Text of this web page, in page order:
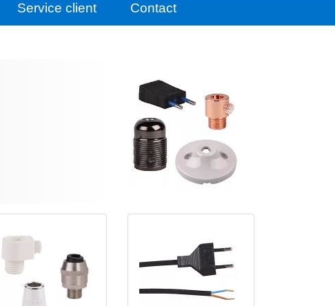
Service client Contact